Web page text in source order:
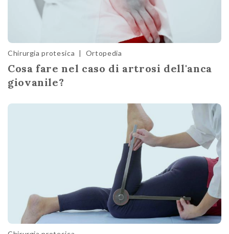
Chirurgia protesica | Ortopedia
Cosa fare nel caso di artrosi dell'anca
giovanile?